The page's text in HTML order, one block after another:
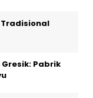
Pabrik